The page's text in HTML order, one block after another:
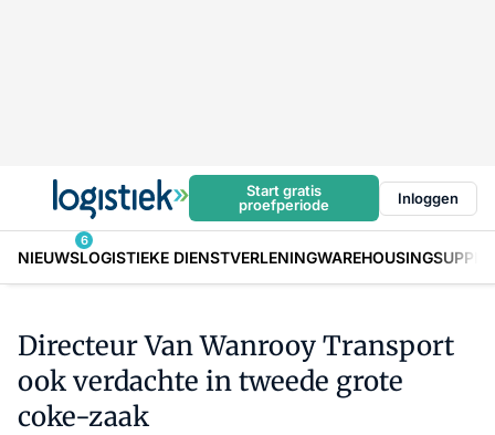
Start gratis
proefperiode
Inloggen
NIEUWS
6
LOGISTIEKE DIENSTVERLENINGWAREHOUSING
Directeur Van Wanrooy Transport
ook verdachte in tweede grote
coke-zaak